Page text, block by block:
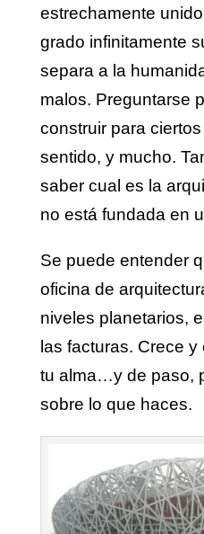
estrechamente
grado infinitamente
separa a la
malos. Preguntarse
construir para
sentido, y mucho.
saber cual es la
no está fundada en
Se puede entender
oficina de
niveles planetarios,
las facturas. Crece
tu alma…y de paso,
sobre lo que haces.